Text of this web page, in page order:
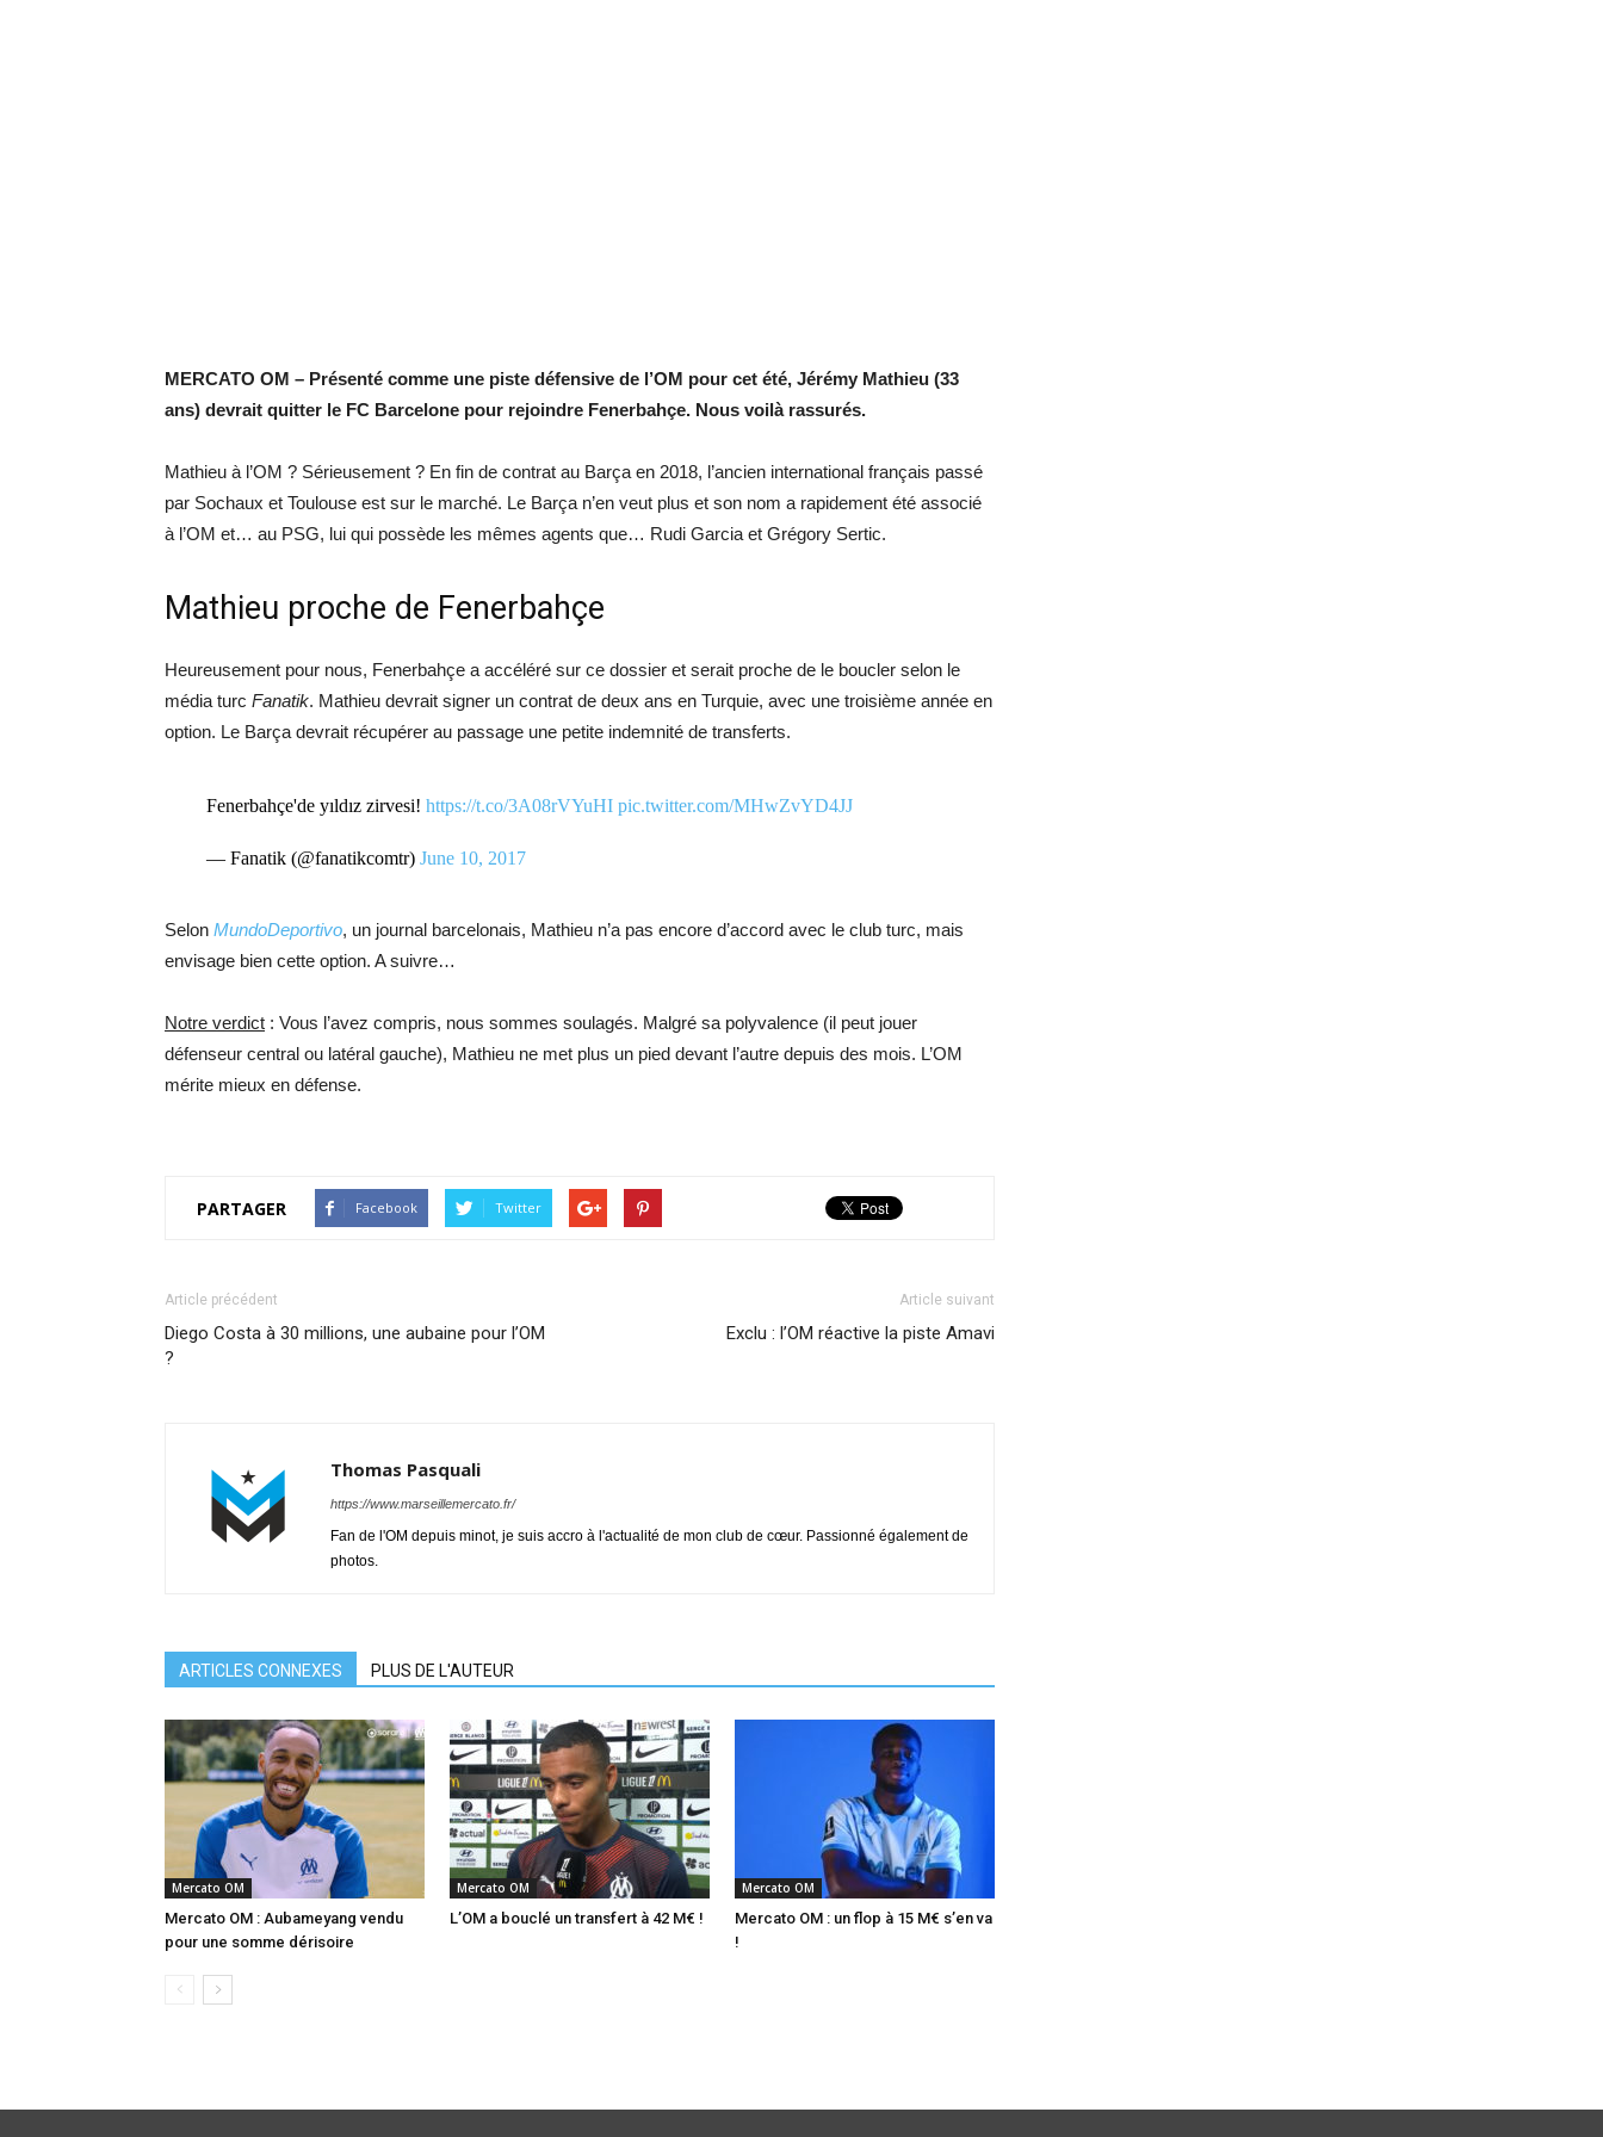
MERCATO OM – Présenté comme une piste défensive de l’OM pour cet été, Jérémy Mathieu (33
ans) devrait quitter le FC Barcelone pour rejoindre Fenerbahçe. Nous voilà rassurés.
Mathieu à l’OM ? Sérieusement ? En fin de contrat au Barça en 2018, l’ancien international français passé
par Sochaux et Toulouse est sur le marché. Le Barça n’en veut plus et son nom a rapidement été associé
à l’OM et… au PSG, lui qui possède les mêmes agents que… Rudi Garcia et Grégory Sertic.
Mathieu proche de Fenerbahçe
Heureusement pour nous, Fenerbahçe a accéléré sur ce dossier et serait proche de le boucler selon le
média turc Fanatik. Mathieu devrait signer un contrat de deux ans en Turquie, avec une troisième année en
option. Le Barça devrait récupérer au passage une petite indemnité de transferts.
Fenerbahçe'de yıldız zirvesi! https://t.co/3A08rVYuHI pic.twitter.com/MHwZvYD4JJ
— Fanatik (@fanatikcomtr) June 10, 2017
Selon MundoDeportivo, un journal barcelonais, Mathieu n’a pas encore d’accord avec le club turc, mais
envisage bien cette option. A suivre…
Notre verdict : Vous l’avez compris, nous sommes soulagés. Malgré sa polyvalence (il peut jouer
défenseur central ou latéral gauche), Mathieu ne met plus un pied devant l’autre depuis des mois. L’OM
mérite mieux en défense.
PARTAGER Facebook Twitter
Article précédent
Diego Costa à 30 millions, une aubaine pour l’OM
?
Article suivant
Exclu : l’OM réactive la piste Amavi
Thomas Pasquali
https://www.marseillemercato.fr/
Fan de l'OM depuis minot, je suis accro à l'actualité de mon club de cœur. Passionné également de
photos.
ARTICLES CONNEXES PLUS DE L'AUTEUR
Mercato OM
Mercato OM : Aubameyang vendu
pour une somme dérisoire
Mercato OM
L’OM a bouclé un transfert à 42 M€ !
Mercato OM
Mercato OM : un flop à 15 M€ s’en va
!